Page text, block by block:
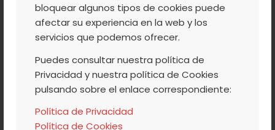
bloquear algunos tipos de cookies puede
afectar su experiencia en la web y los
servicios que podemos ofrecer.
Puedes consultar nuestra política de
Privacidad y nuestra política de Cookies
pulsando sobre el enlace correspondiente:
Política de Privacidad
Política de CookiesFuente:Garigolo.com